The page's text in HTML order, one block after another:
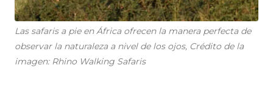
Las safaris a pie en África ofrecen la manera perfecta de
observar la naturaleza a nivel de los ojos, Crédito de la
imagen: Rhino Walking Safaris